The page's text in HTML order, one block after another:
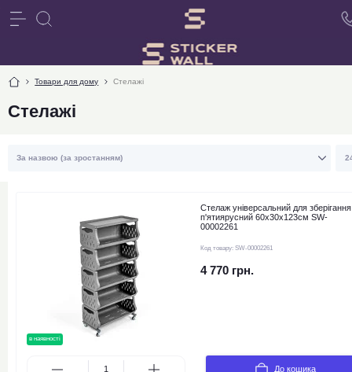
Товари для дому Стелажі
Стелажі
в наявності
Стелаж універсальний для зберігання
п'ятиярусний 60х30х123см SW-
00002261
Код товару: SW-00002261
4 770 грн.
До кошика